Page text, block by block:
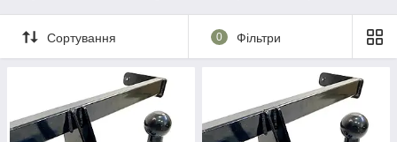
Сортування 0 Фільтри